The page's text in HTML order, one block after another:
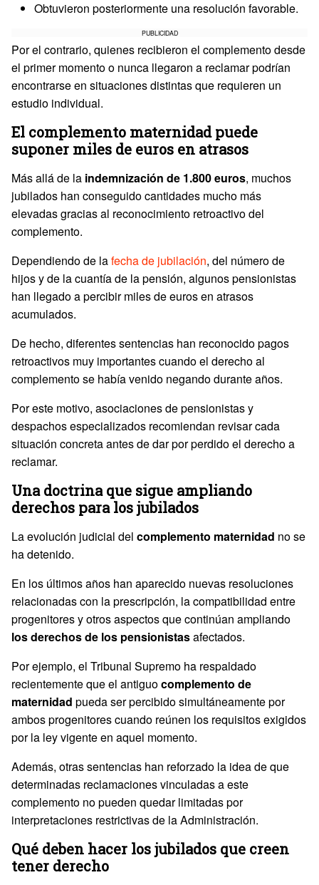
Obtuvieron posteriormente una resolución favorable.
PUBLICIDAD
Por el contrario, quienes recibieron el complemento desde
el primer momento o nunca llegaron a reclamar podrían
encontrarse en situaciones distintas que requieren un
estudio individual.
El complemento maternidad puede
suponer miles de euros en atrasos
Más allá de la indemnización de 1.800 euros, muchos
jubilados han conseguido cantidades mucho más
elevadas gracias al reconocimiento retroactivo del
complemento.
Dependiendo de lafecha de jubilación, del número de
hijos y de la cuantía de la pensión, algunos pensionistas
han llegado a percibir miles de euros en atrasos
acumulados.
De hecho, diferentes sentencias han reconocido pagos
retroactivos muy importantes cuando el derecho al
complemento se había venido negando durante años.
Por este motivo, asociaciones de pensionistas y
despachos especializados recomiendan revisar cada
situación concreta antes de dar por perdido el derecho a
reclamar.
Una doctrina que sigue ampliando
derechos para los jubilados
La evolución judicial del complemento maternidad no se
ha detenido.
En los últimos años han aparecido nuevas resoluciones
relacionadas con la prescripción, la compatibilidad entre
progenitores y otros aspectos que continúan ampliando
los derechos de los pensionistasafectados.
Por ejemplo, el Tribunal Supremo ha respaldado
recientemente que el antiguocomplemento de
maternidad pueda ser percibido simultáneamente por
ambos progenitores cuando reúnen los requisitos exigidos
por la ley vigente en aquel momento.
Además, otras sentencias han reforzado la idea de que
determinadas reclamaciones vinculadas a este
complemento no pueden quedar limitadas por
interpretaciones restrictivas de la Administración.
Qué deben hacer los jubilados que creen
tener derecho